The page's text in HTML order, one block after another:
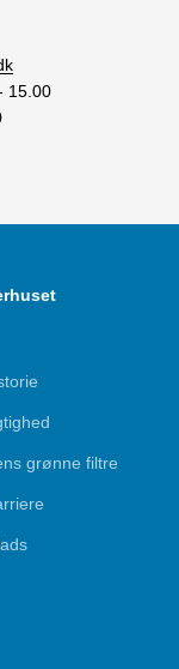
15.00
grønne filtre